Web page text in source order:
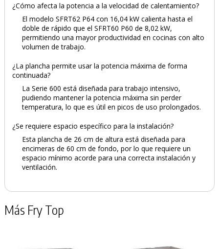
¿Cómo afecta la potencia a la velocidad de calentamiento?
El modelo SFRT62 P64 con 16,04 kW calienta hasta el
doble de rápido que el SFRT60 P60 de 8,02 kW,
permitiendo una mayor productividad en cocinas con alto
volumen de trabajo.
¿La plancha permite usar la potencia máxima de forma
continuada?
La Serie 600 está diseñada para trabajo intensivo,
pudiendo mantener la potencia máxima sin perder
temperatura, lo que es útil en picos de uso prolongados.
¿Se requiere espacio específico para la instalación?
Esta plancha de 26 cm de altura está diseñada para
encimeras de 60 cm de fondo, por lo que requiere un
espacio mínimo acorde para una correcta instalación y
ventilación.
Más Fry Top